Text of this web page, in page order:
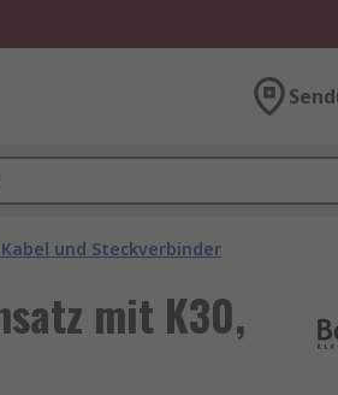
Kabel und Steckverbinder
mit K30,